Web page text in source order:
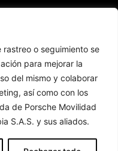
o seguimiento se
para mejorar la
del mismo y colaborar
así como con los
de Porsche Movilidad
S.A.S. y sus aliados.